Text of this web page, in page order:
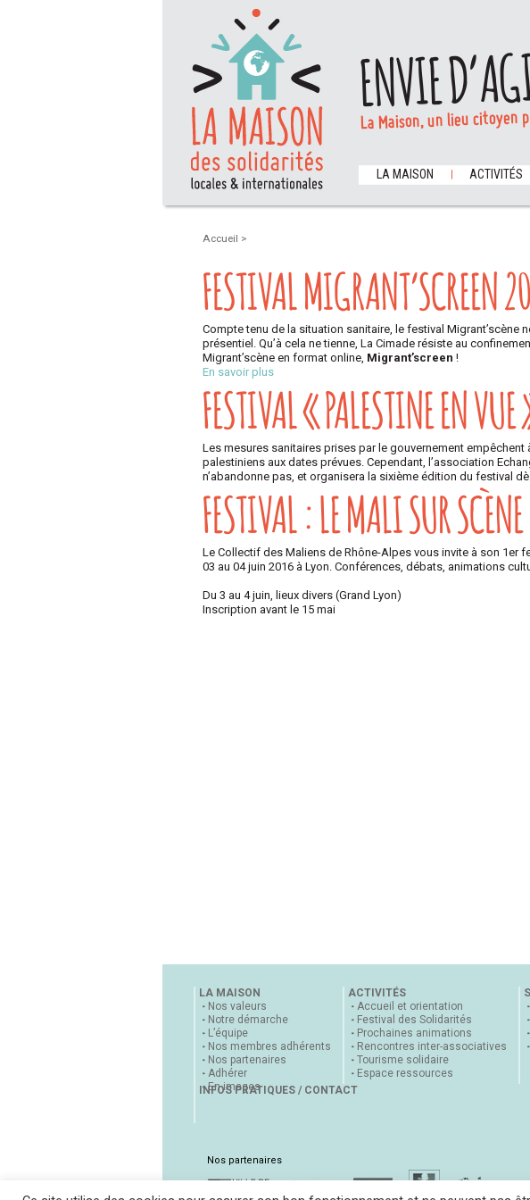
ENVIE
La Maison, un lieu
LA MAISON ACTIVITÉS
Accueil >
FESTIVAL MIGRANT’SCREEN
Compte tenu de la situation sanitaire, le festival Migrant’scène
présentiel. Qu’à cela ne tienne, La Cimade résiste au
Migrant’scène en format online, Migrant’screen !
En savoir plus
FESTIVAL « PALESTINE EN VUE
Les mesures sanitaires prises par le gouvernement
palestiniens aux dates prévues. Cependant, l’association
n’abandonne pas, et organisera la sixième édition du festival
FESTIVAL : LE MALI SUR SCÈNE
Le Collectif des Maliens de Rhône-Alpes vous invite à son 1er
03 au 04 juin 2016 à Lyon. Conférences, débats, animations
Du 3 au 4 juin, lieux divers (Grand Lyon)
Inscription avant le 15 mai
LA MAISON
Nos valeurs
Notre démarche
L’équipe
Nos membres adhérents
Nos partenaires
Adhérer
En images
ACTIVITÉS
Accueil et orientation
Festival des Solidarités
Prochaines animations
Rencontres inter-associatives
Tourisme solidaire
Espace ressources
INFOS PRATIQUES / CONTACT
Nos partenaires